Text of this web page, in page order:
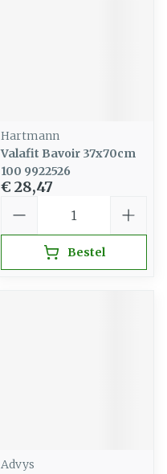
Hartmann
Valafit Bavoir 37x70cm
100 9922526
€ 28,47
Bestel
Advys